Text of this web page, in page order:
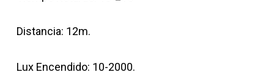
Distancia: 12m.
Lux Encendido: 10-2000.